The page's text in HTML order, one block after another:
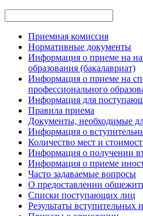
Приемная комиссия
Нормативные документы
Информация о приеме на
образования (бакалавриат)
Информация о приеме на
профессионального
Информация для
Правила приема
Документы, необходимые
Информация о
Количество мест и
Информация о получении
Информация о приеме
Часто задаваемые вопросы
О предоставлении
Списки поступающих лиц
Результаты вступительных